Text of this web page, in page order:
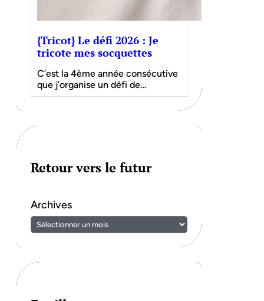
{Tricot} Le défi 2026 : Je
tricote mes socquettes
C’est la 4ème année consécutive
que j’organise un défi de…
Retour vers le futur
Archives